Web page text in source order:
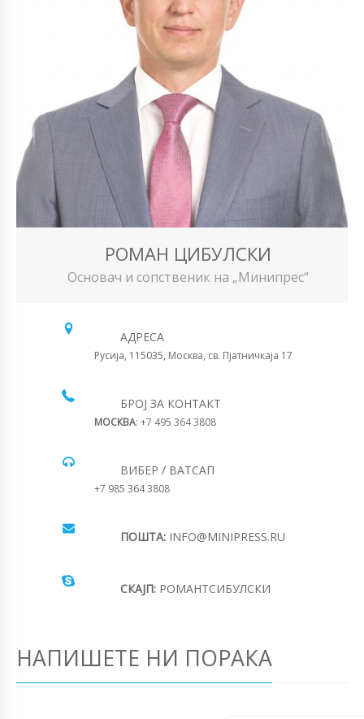
РОМАН ЦИБУЛСКИ
Основач и сопственик на „Минипрес“
АДРЕСА
Русија, 115035, Москва, св. Пјатничкаја 17
БРОЈ ЗА КОНТАКТ
МОСКВА: +7 495 364 3808
ВИБЕР / ВАТСАП
+7 985 364 3808
ПОШТА: INFO@MINIPRESS.RU
СКАЈП: РОМАНТСИБУЛСКИ
НАПИШЕТЕ НИ ПОРАКА